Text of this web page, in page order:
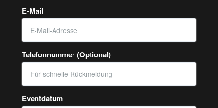
E-Mail
Telefonnummer (Optional)
Eventdatum